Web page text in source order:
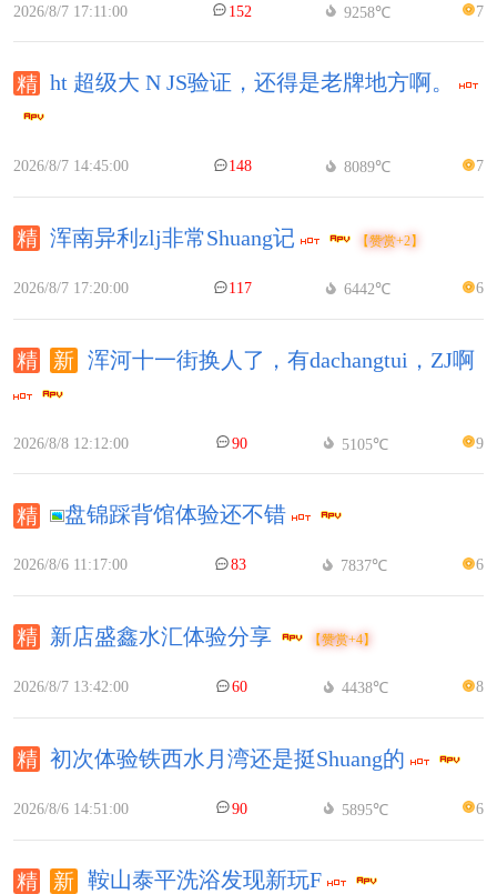
2026/8/7 17:11:00 152 9258℃ 7
ht 超级大 N JS验证，还得是老牌地方啊。
2026/8/7 14:45:00 148 8089℃ 7
浑南异利zlj非常Shuang记 【赞赏+2】
2026/8/7 17:20:00 117 6442℃ 6
浑河十一街换人了，有dachangtui，ZJ啊
2026/8/8 12:12:00 90 5105℃ 9
盘锦踩背馆体验还不错
2026/8/6 11:17:00 83 7837℃ 6
新店盛鑫水汇体验分享 【赞赏+4】
2026/8/7 13:42:00 60 4438℃ 8
初次体验铁西水月湾还是挺Shuang的
2026/8/6 14:51:00 90 5895℃ 6
鞍山泰平洗浴发现新玩F